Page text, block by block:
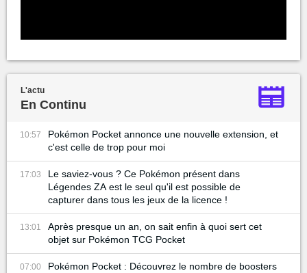
L'actu
En Continu
10:57
Pokémon Pocket annonce une nouvelle extension, et
c'est celle de trop pour moi
17:03
Le saviez-vous ? Ce Pokémon présent dans
Légendes ZA est le seul qu'il est possible de
capturer dans tous les jeux de la licence !
13:01
Après presque un an, on sait enfin à quoi sert cet
objet sur Pokémon TCG Pocket
07:00
Pokémon Pocket : Découvrez le nombre de boosters